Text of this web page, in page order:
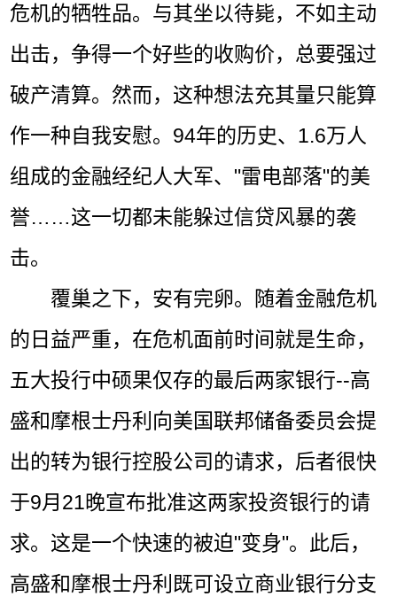
危机的牺牲品。与其坐以待毙，不如主动
出击，争得一个好些的收购价，总要强过
破产清算。然而，这种想法充其量只能算
作一种自我安慰。94年的历史、1.6万人
组成的金融经纪人大军、"雷电部落"的美
誉……这一切都未能躲过信贷风暴的袭
击。
覆巢之下，安有完卵。随着金融危机
的日益严重，在危机面前时间就是生命，
五大投行中硕果仅存的最后两家银行--高
盛和摩根士丹利向美国联邦储备委员会提
出的转为银行控股公司的请求，后者很快
于9月21晚宣布批准这两家投资银行的请
求。这是一个快速的被迫"变身"。此后，
高盛和摩根士丹利既可设立商业银行分支